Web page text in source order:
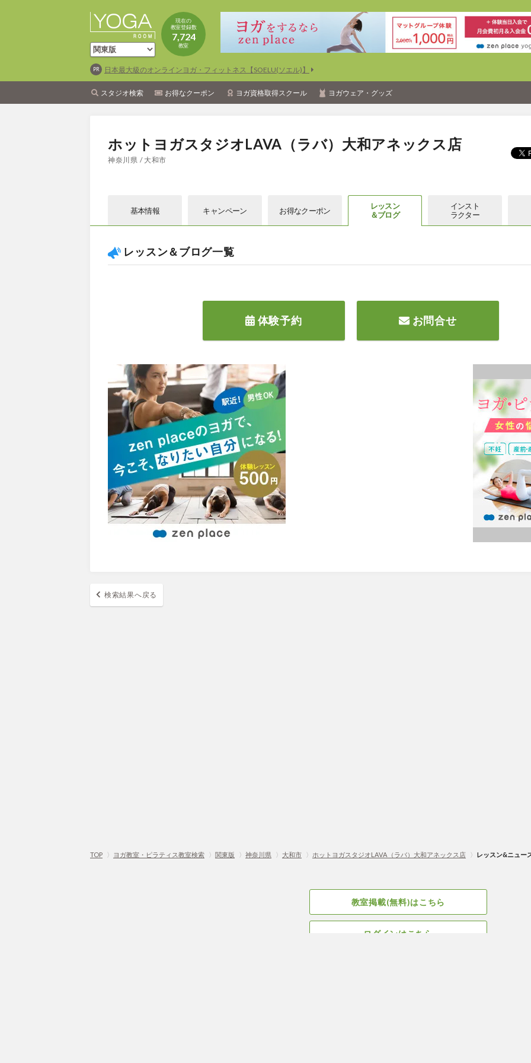
現在の
教室登録数
7,724
教室
日本最大級のオンラインヨガ・フィットネス【SOELU(ソエル)】
スタジオ検索 お得なクーポン ヨガ資格取得スクール ヨガウェア・グッズ
ホットヨガスタジオLAVA（ラバ）大和アネックス店
神奈川県 / 大和市
基本情報 キャンペーン お得なクーポン
レッスン
＆ブログ
インスト
ラクター
レッスン＆ブログ一覧
お問合せ
体験予約
検索結果へ戻る
TOP 〉 ヨガ教室・ピラティス教室検索 〉 関東版 〉 神奈川県 〉 大和市 〉 ホットヨガスタジオLAVA（ラバ）大和アネックス店 〉 レッスン&ニュー
教室掲載(無料)はこちら
ログインはこちら